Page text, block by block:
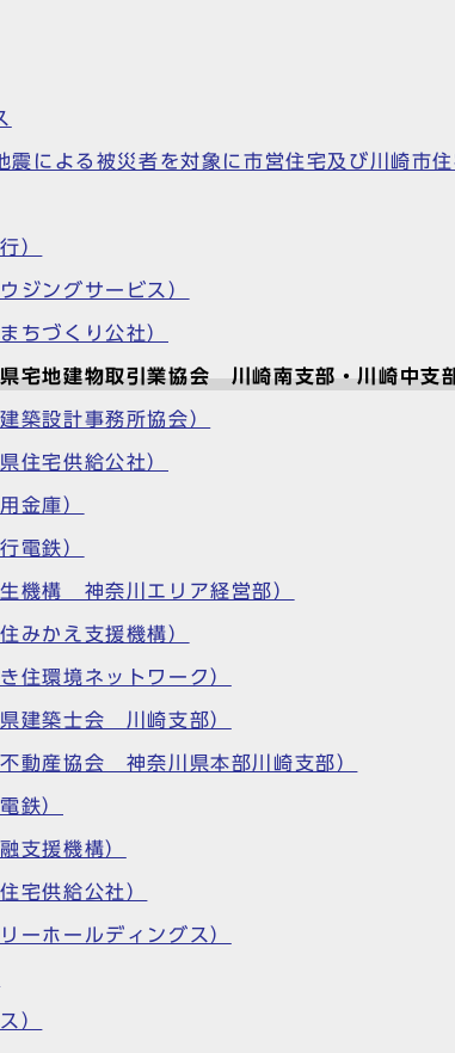
による被災者を対象に市営住宅及び川崎市
）
ジングサービス）
ちづくり公社）
宅地建物取引業協会 川崎南支部・川崎中支
築設計事務所協会）
住宅供給公社）
金庫）
電鉄）
機構 神奈川エリア経営部）
みかえ支援機構）
住環境ネットワーク）
建築士会 川崎支部）
動産協会 神奈川県本部川崎支部）
鉄）
支援機構）
宅供給公社）
ーホールディングス）
）